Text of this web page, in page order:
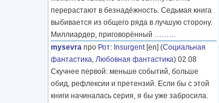
перерастают в безнадёжность. Седьмая книга
выбивается из общего ряда в лучшую сторону.
Миллиардер, приговорённый ………
mysevra про Рот: Insurgent[en] (Социальная
фантастика, Любовная фантастика) 02 08
Скучнее первой: меньше событий, больше
обид, рефлексии и претензий. Если бы с этой
книги начиналась серия, я бы уже забросила.